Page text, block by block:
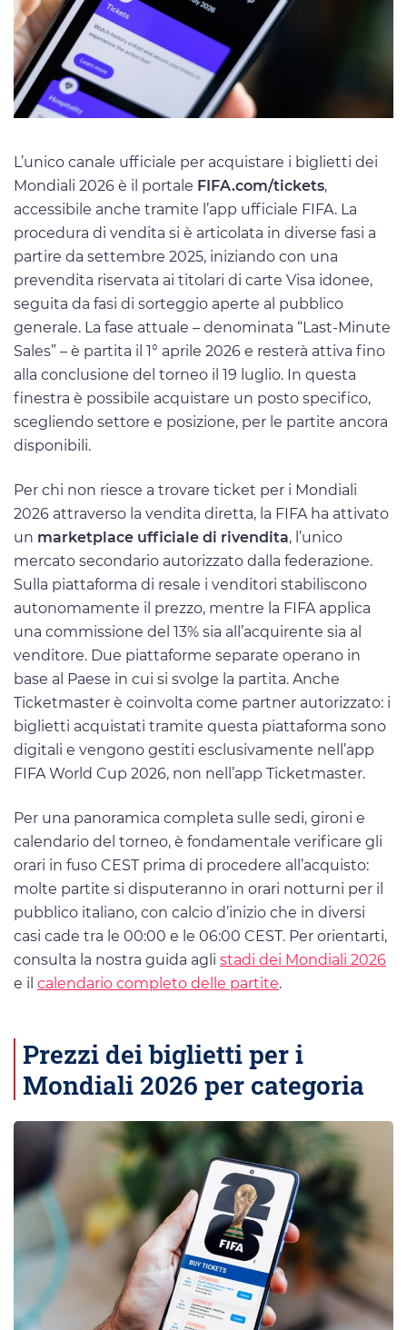
L’unico canale ufficiale per acquistare i biglietti dei
Mondiali 2026 è il portale FIFA.com/tickets,
accessibile anche tramite l’app ufficiale FIFA. La
procedura di vendita si è articolata in diverse fasi a
partire da settembre 2025, iniziando con una
prevendita riservata ai titolari di carte Visa idonee,
seguita da fasi di sorteggio aperte al pubblico
generale. La fase attuale – denominata “Last-Minute
Sales” – è partita il 1° aprile 2026 e resterà attiva fino
alla conclusione del torneo il 19 luglio. In questa
finestra è possibile acquistare un posto specifico,
scegliendo settore e posizione, per le partite ancora
disponibili.
Per chi non riesce a trovare ticket per i Mondiali
2026 attraverso la vendita diretta, la FIFA ha attivato
un marketplace ufficiale di rivendita, l’unico
mercato secondario autorizzato dalla federazione.
Sulla piattaforma di resale i venditori stabiliscono
autonomamente il prezzo, mentre la FIFA applica
una commissione del 13% sia all’acquirente sia al
venditore. Due piattaforme separate operano in
base al Paese in cui si svolge la partita. Anche
Ticketmaster è coinvolta come partner autorizzato: i
biglietti acquistati tramite questa piattaforma sono
digitali e vengono gestiti esclusivamente nell’app
FIFA World Cup 2026, non nell’app Ticketmaster.
Per una panoramica completa sulle sedi, gironi e
calendario del torneo, è fondamentale verificare gli
orari in fuso CEST prima di procedere all’acquisto:
molte partite si disputeranno in orari notturni per il
pubblico italiano, con calcio d’inizio che in diversi
casi cade tra le 00:00 e le 06:00 CEST. Per orientarti,
consulta la nostra guida agli stadi dei Mondiali 2026
e il calendario completo delle partite.
Prezzi dei biglietti per i
Mondiali 2026 per categoria